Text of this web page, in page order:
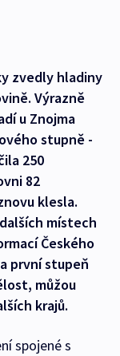
zvedly hladiny
Výrazně
u Znojma
stupně -
250
82
klesla.
místech
Českého
první stupeň
můžou
krajů.
spojené s